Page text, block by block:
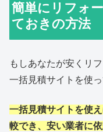
簡単にリフォ
ておきの方法
もしあなたが安くリ
一括見積サイトを使っ
一括見積サイトを使
較でき、安い業者に